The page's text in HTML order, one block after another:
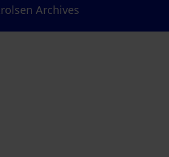
Archives